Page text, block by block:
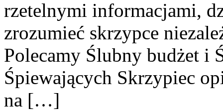
rzetelnymi informacjami,
zrozumieć skrzypce
Polecamy Ślubny budżet i
Śpiewających Skrzypiec
na […]